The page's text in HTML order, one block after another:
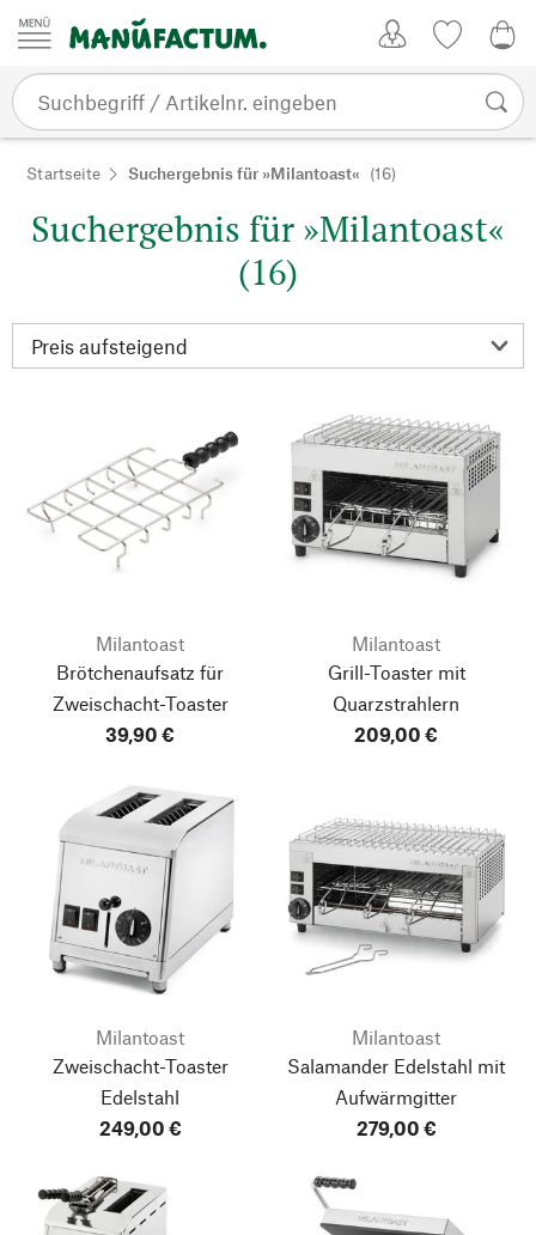
Zum Inhalt springen
Startseite Suchergebnis für »Milantoast« (16)
Suchergebnis für »Milantoast«
(16)
Milantoast
Brötchenaufsatz für
Zweischacht-Toaster
39,90 €
Milantoast
Grill-Toaster mit
Quarzstrahlern
209,00 €
Milantoast
Zweischacht-Toaster
Edelstahl
249,00 €
Milantoast
Salamander Edelstahl mit
Aufwärmgitter
279,00 €